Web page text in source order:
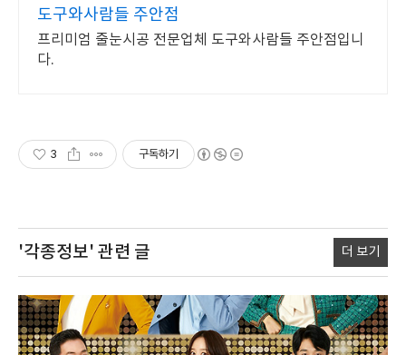
도구와사람들 주안점
프리미엄 줄눈시공 전문업체 도구와사람들 주안점입니
다.
3 구독하기
'각종정보' 관련 글 더 보기